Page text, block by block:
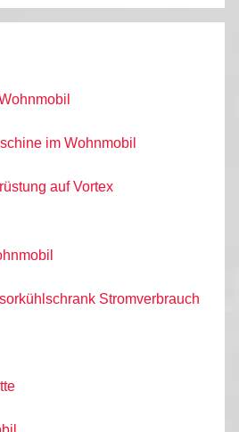
im Wohnmobil
auf Vortex
Stromverbrauch